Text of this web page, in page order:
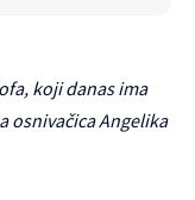
koji danas ima
osnivačica Angelika